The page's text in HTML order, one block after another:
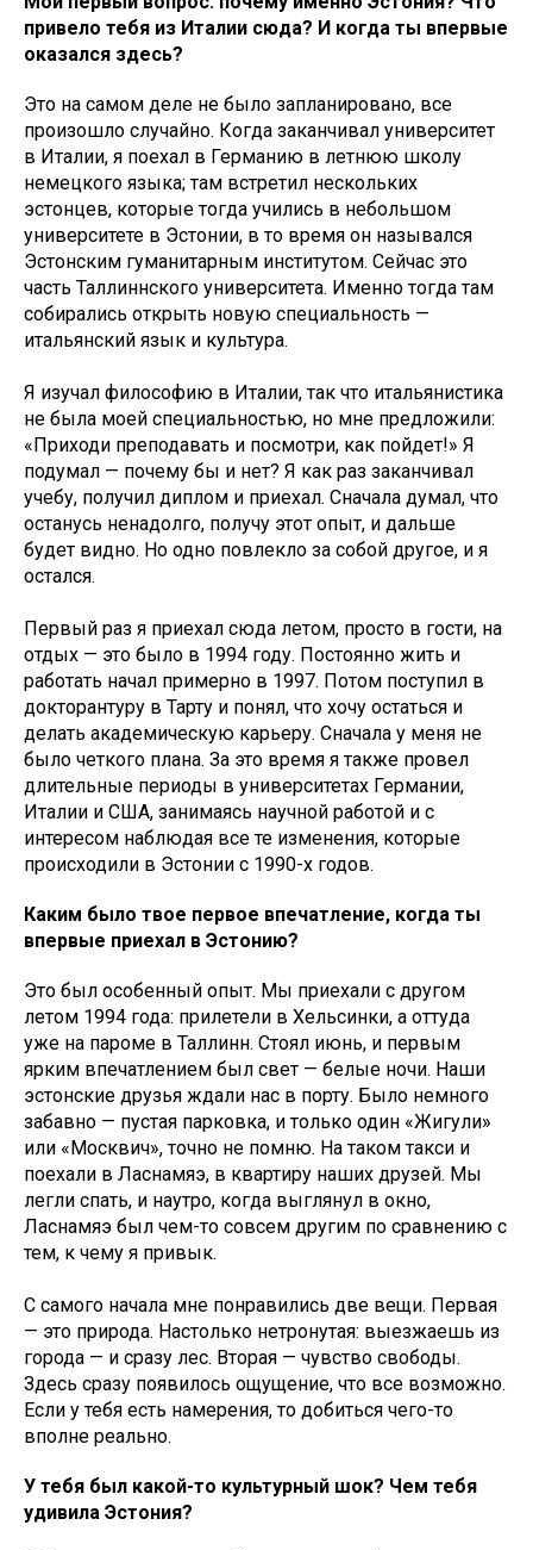
привело тебя из Италии сюда? И когда ты впервые
оказался здесь?
Это на самом деле не было запланировано, все
произошло случайно. Когда заканчивал университет
в Италии, я поехал в Германию в летнюю школу
немецкого языка; там встретил нескольких
эстонцев, которые тогда учились в небольшом
университете в Эстонии, в то время он назывался
Эстонским гуманитарным институтом. Сейчас это
часть Таллиннского университета. Именно тогда там
собирались открыть новую специальность —
итальянский язык и культура.
Я изучал философию в Италии, так что итальянистика
не была моей специальностью, но мне предложили:
«Приходи преподавать и посмотри, как пойдет!» Я
подумал — почему бы и нет? Я как раз заканчивал
учебу, получил диплом и приехал. Сначала думал, что
останусь ненадолго, получу этот опыт, и дальше
будет видно. Но одно повлекло за собой другое, и я
остался.
Первый раз я приехал сюда летом, просто в гости, на
отдых — это было в 1994 году. Постоянно жить и
работать начал примерно в 1997. Потом поступил в
докторантуру в Тарту и понял, что хочу остаться и
делать академическую карьеру. Сначала у меня не
было четкого плана. За это время я также провел
длительные периоды в университетах Германии,
Италии и США, занимаясь научной работой и с
интересом наблюдая все те изменения, которые
происходили в Эстонии с 1990-х годов.
Каким было твое первое впечатление, когда ты
впервые приехал в Эстонию?
Это был особенный опыт. Мы приехали с другом
летом 1994 года: прилетели в Хельсинки, а оттуда
уже на пароме в Таллинн. Стоял июнь, и первым
ярким впечатлением был свет — белые ночи. Наши
эстонские друзья ждали нас в порту. Было немного
забавно — пустая парковка, и только один «Жигули»
или «Москвич», точно не помню. На таком такси и
поехали в Ласнамяэ, в квартиру наших друзей. Мы
легли спать, и наутро, когда выглянул в окно,
Ласнамяэ был чем-то совсем другим по сравнению с
тем, к чему я привык.
С самого начала мне понравились две вещи. Первая
— это природа. Настолько нетронутая: выезжаешь из
города — и сразу лес. Вторая — чувство свободы.
Здесь сразу появилось ощущение, что все возможно.
Если у тебя есть намерения, то добиться чего-то
вполне реально.
У тебя был какой-то культурный шок? Чем тебя
удивила Эстония?